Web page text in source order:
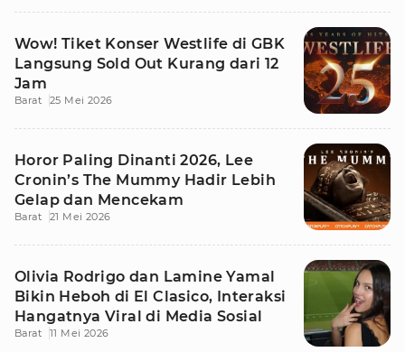
Wow! Tiket Konser Westlife di GBK
Langsung Sold Out Kurang dari 12
Jam
Barat 25 Mei 2026
Horor Paling Dinanti 2026, Lee
Cronin’s The Mummy Hadir Lebih
Gelap dan Mencekam
Barat 21 Mei 2026
Olivia Rodrigo dan Lamine Yamal
Bikin Heboh di El Clasico, Interaksi
Hangatnya Viral di Media Sosial
Barat 11 Mei 2026